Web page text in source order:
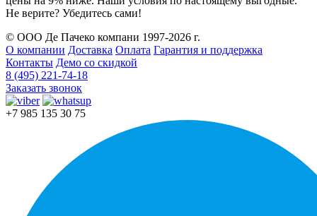
Не верите? Убедитесь сами!
© ООО Де Пачеко компани 1997-2026 г.
О компании Доставка Оплата Гарантия и поддержка
Контакты Демо со скидкой
8 (495) 221-74-18
Заказать звонок
+7 985 135 30 75